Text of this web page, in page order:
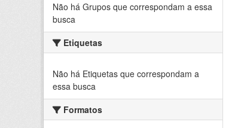
Não há Grupos que correspondam a essa
busca
Etiquetas
Não há Etiquetas que correspondam a
essa busca
Formatos